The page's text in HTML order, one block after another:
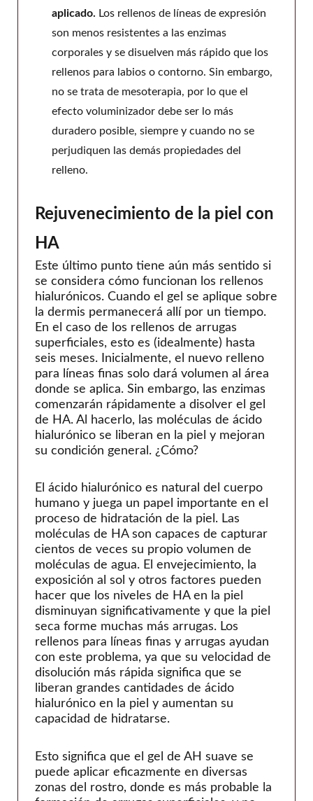
aplicado. Los rellenos de líneas de expresión
son menos resistentes a las enzimas
corporales y se disuelven más rápido que los
rellenos para labios o contorno. Sin embargo,
no se trata de mesoterapia, por lo que el
efecto voluminizador debe ser lo más
duradero posible, siempre y cuando no se
perjudiquen las demás propiedades del
relleno.
Rejuvenecimiento de la piel con
HA
Este último punto tiene aún más sentido si
se considera cómo funcionan los rellenos
hialurónicos. Cuando el gel se aplique sobre
la dermis permanecerá allí por un tiempo.
En el caso de los rellenos de arrugas
superficiales, esto es (idealmente) hasta
seis meses. Inicialmente, el nuevo relleno
para líneas finas solo dará volumen al área
donde se aplica. Sin embargo, las enzimas
comenzarán rápidamente a disolver el gel
de HA. Al hacerlo, las moléculas de ácido
hialurónico se liberan en la piel y mejoran
su condición general. ¿Cómo?
El ácido hialurónico es natural del cuerpo
humano y juega un papel importante en el
proceso de hidratación de la piel. Las
moléculas de HA son capaces de capturar
cientos de veces su propio volumen de
moléculas de agua. El envejecimiento, la
exposición al sol y otros factores pueden
hacer que los niveles de HA en la piel
disminuyan significativamente y que la piel
seca forme muchas más arrugas. Los
rellenos para líneas finas y arrugas ayudan
con este problema, ya que su velocidad de
disolución más rápida significa que se
liberan grandes cantidades de ácido
hialurónico en la piel y aumentan su
capacidad de hidratarse.
Esto significa que el gel de AH suave se
puede aplicar eficazmente en diversas
zonas del rostro, donde es más probable la